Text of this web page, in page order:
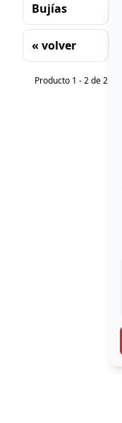
Bujías
« volver
Clasificación
Producto 1 - 2 de 2